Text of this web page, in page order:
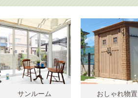
サンルーム おしゃれ物置